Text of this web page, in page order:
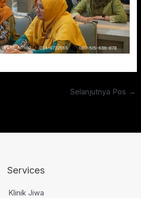
Selanjutnya Pos →
Services
Klinik Jiwa